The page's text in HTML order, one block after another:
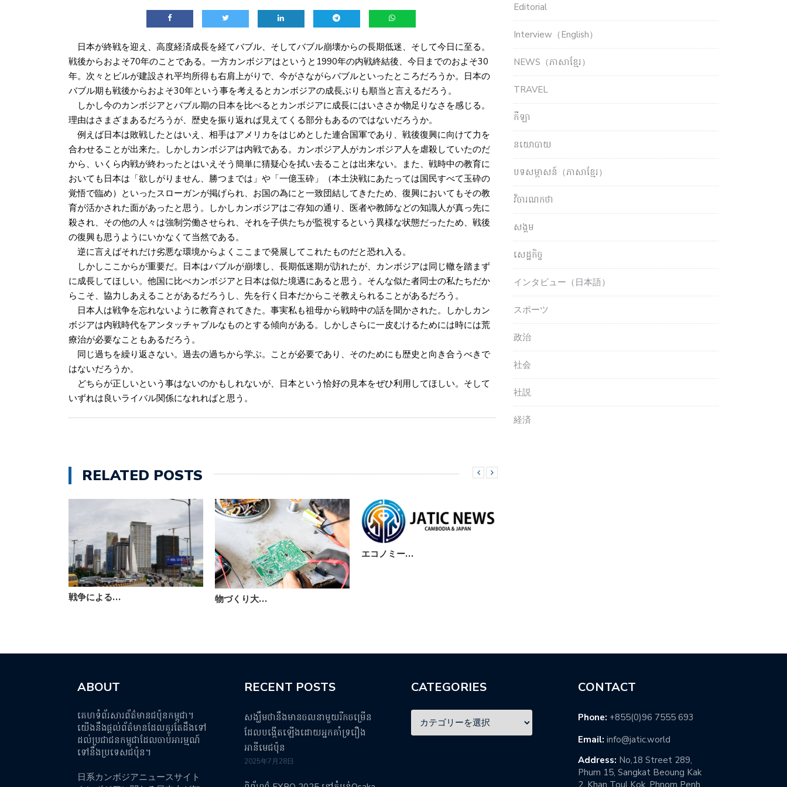
日本が終戦を迎え、高度経済成長を経てバブル、そしてバブル崩壊からの長期低迷、そして今日に至る。
戦後からおよそ70年のことである。一方カンボジアはというと1990年の内戦終結後、今日までのおよそ30
年。次々とビルが建設され平均所得も右肩上がりで、今がさながらバブルといったところだろうか。日本の
バブル期も戦後からおよそ30年という事を考えるとカンボジアの成長ぶりも順当と言えるだろう。
しかし今のカンボジアとバブル期の日本を比べるとカンボジアに成長にはいささか物足りなさを感じる。
理由はさまざまあるだろうが、歴史を振り返れば見えてくる部分もあるのではないだろうか。
例えば日本は敗戦したとはいえ、相手はアメリカをはじめとした連合国軍であり、戦後復興に向けて力を
合わせることが出来た。しかしカンボジアは内戦である。カンボジア人がカンボジア人を虐殺していたのだ
から、いくら内戦が終わったとはいえそう簡単に猜疑心を拭い去ることは出来ない。また、戦時中の教育に
おいても日本は「欲しがりません、勝つまでは」や「一億玉砕」（本土決戦にあたっては国民すべて玉砕の
覚悟で臨め）といったスローガンが掲げられ、お国の為にと一致団結してきたため、復興においてもその教
育が活かされた面があったと思う。しかしカンボジアはご存知の通り、医者や教師などの知識人が真っ先に
殺され、その他の人々は強制労働させられ、それを子供たちが監視するという異様な状態だったため、戦後
の復興も思うようにいかなくて当然である。
逆に言えばそれだけ劣悪な環境からよくここまで発展してこれたものだと恐れ入る。
しかしここからが重要だ。日本はバブルが崩壊し、長期低迷期が訪れたが、カンボジアは同じ轍を踏まず
に成長してほしい。他国に比べカンボジアと日本は似た境遇にあると思う。そんな似た者同士の私たちだか
らこそ、協力しあえることがあるだろうし、先を行く日本だからこそ教えられることがあるだろう。
日本人は戦争を忘れないように教育されてきた。事実私も祖母から戦時中の話を聞かされた。しかしカン
ボジアは内戦時代をアンタッチャブルなものとする傾向がある。しかしさらに一皮むけるためには時には荒
療治が必要なこともあるだろう。
同じ過ちを繰り返さない。過去の過ちから学ぶ。ことが必要であり、そのためにも歴史と向き合うべきで
はないだろうか。
どちらが正しいという事はないのかもしれないが、日本という恰好の見本をぜひ利用してほしい。そして
いずれは良いライバル関係になれればと思う。
RELATED POSTS
戦争による… 物づくり大…
エコノミー…
Editorial
Interview（English）
NEWS（ភាសាខ្មែរ）
TRAVEL
កីឡា
នយោបាយ
បទសម្ភាសន៍（ភាសាខ្មែរ）
វិចារណកថា
សង្គម
សេដ្ឋកិច្ច
インタビュー（日本語）
スポーツ
政治
社会
社説
経済
ABOUT
គេហទំព័រសារព័ត៌មានជប៉ុនកម្ពុជា។
យើងនឹងផ្តល់ព័ត៌មានដែលគួរតែដឹងទៅ
ដល់ប្រជាជនកម្ពុជាដែលចាប់អារម្មណ៍
ទៅនឹងប្រទេសជប៉ុន។
日系カンボジアニュースサイト
RECENT POSTS
សង្ឃឹមថានឹងមានចលនាមួយរីកចម្រើន
ដែលបង្កើតឡើងដោយអ្នកគាំទ្ររឿង
អានីមេជប៉ុន
2025年7月28日
CATEGORIES CONTACT
Phone: +855(0)96 7555 693
Email: info@jatic.world
Address: No,18 Street 289,
Phum 15, Sangkat Beoung Kak
2, Khan Toul Kok, Phnom Penh